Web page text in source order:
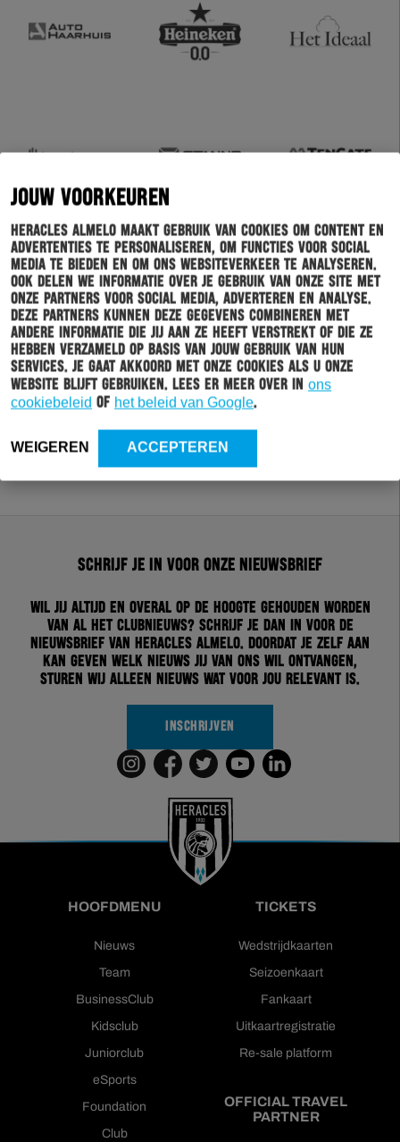
JOUW VOORKEUREN
Heracles Almelo maakt gebruik van cookies om content en
advertenties te personaliseren, om functies voor social
media te bieden en om ons websiteverkeer te analyseren.
Ook delen we informatie over je gebruik van onze site met
onze partners voor social media, adverteren en analyse.
Deze partners kunnen deze gegevens combineren met
andere informatie die jij aan ze heeft verstrekt of die ze
hebben verzameld op basis van jouw gebruik van hun
services. Je gaat akkoord met onze cookies als u onze
website blijft gebruiken. Lees er meer over in ons
cookiebeleid of het beleid van Google.
WEIGEREN ACCEPTEREN
Schrijf je in voor onze nieuwsbrief
Wil jij altijd en overal op de hoogte gehouden worden
van al het clubnieuws? Schrijf je dan in voor de
nieuwsbrief van Heracles Almelo. Doordat je zelf aan
kan geven welk nieuws jij van ons wil ontvangen,
sturen wij alleen nieuws wat voor jou relevant is.
INSCHRIJVEN
HOOFDMENU
Nieuws
Team
BusinessClub
Kidsclub
Juniorclub
eSports
Foundation
Club
TICKETS
Wedstrijdkaarten
Seizoenkaart
Fankaart
Uitkaartregistratie
Re-sale platform
OFFICIAL TRAVEL
PARTNER